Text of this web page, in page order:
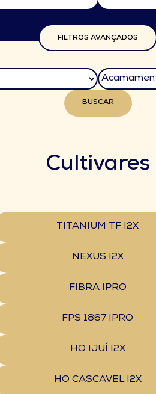
FILTROS AVANÇADOS
BUSCAR
Cultivares
TITANIUM TF I2X
NEXUS I2X
FIBRA IPRO
FPS 1867 IPRO
HO IJUÍ I2X
HO CASCAVEL I2X